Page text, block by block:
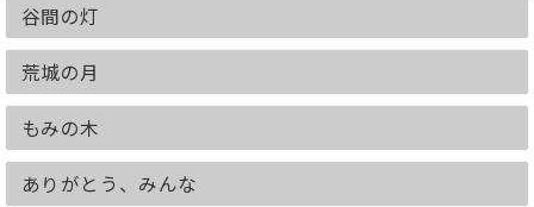
谷間の灯
荒城の月
もみの木
ありがとう、みんな